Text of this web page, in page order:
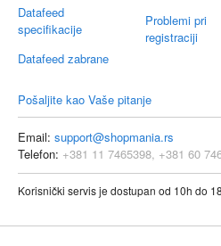
Datafeed
specifikacije
Datafeed zabrane
Problemi pri
registraciji
Pošaljite kao Vaše pitanje
Email: support@shopmania.rs
Telefon: +381 11 7465398, +381 60
Korisnički servis je dostupan od 10h do